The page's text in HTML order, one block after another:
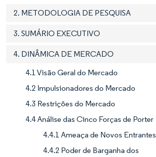
2. METODOLOGIA DE PESQUISA
3. SUMÁRIO EXECUTIVO
4. DINÂMICA DE MERCADO
4.1 Visão Geral do Mercado
4.2 Impulsionadores do Mercado
4.3 Restrições do Mercado
4.4 Análise das Cinco Forças de Porter
4.4.1 Ameaça de Novos Entrantes
4.4.2 Poder de Barganha dos